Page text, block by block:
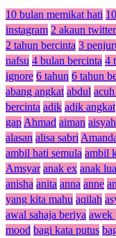
10 bulan memikat hati
instagram 2 akaun twitter
2 tahun bercinta 3
nafsu 4 bulan bercinta 4
ignore 6 tahun 6 tahun
abang angkat abdul
bercinta adik adik angkat
gap Ahmad aiman aisyah
alasan alisa sabri
ambil hati semula ambil
Amsyar anak ex anak
anisha anita anna anne
yang kita mahu aqilah
awal sahaja beriya awek
mood bagi kata putus